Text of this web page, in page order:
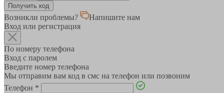
Возникли проблемы?
Напишите нам
Вход или регистрация
По номеру телефона
Вход с паролем
Введите номер телефона
Мы отправим вам код в смс на телефон или позвоним
Телефон *